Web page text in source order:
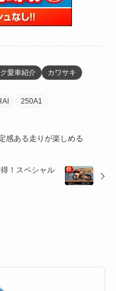
(41)
愛車紹介
カワサキ
250A1
感ある走りが楽しめる
！スペシャル